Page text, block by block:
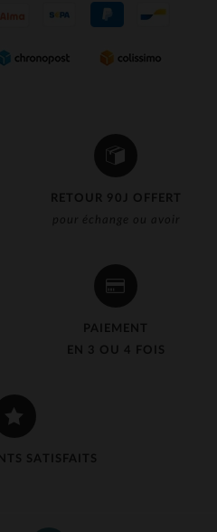
RETOUR 90J OFFERT
pour échange ou avoir
PAIEMENT
EN 3 OU 4 FOIS
SATISFAITS